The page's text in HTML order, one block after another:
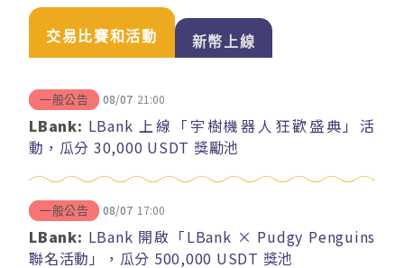
交易比賽和活動 新幣上線
一般公告 08/07 21:00
LBank: LBank 上線「宇樹機器人狂歡盛典」活
動，瓜分 30,000 USDT 獎勵池
一般公告 08/07 17:00
LBank: LBank 開啟「LBank × Pudgy Penguins
聯名活動」，瓜分 500,000 USDT 獎池